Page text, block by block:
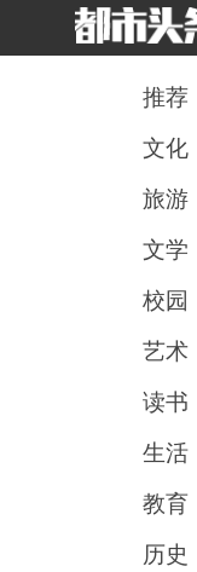
推荐
文化
旅游
文学
校园
艺术
读书
生活
教育
历史